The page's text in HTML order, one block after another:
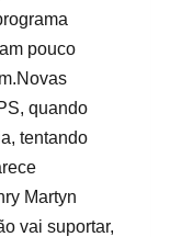
pouco
quando
tentando
Martyn
vai suportar,